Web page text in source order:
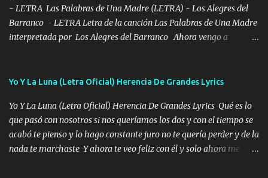
- LETRA Las Palabras de Una Madre (LETRA) - Los Alegres del
Barranco - LETRA Letra de la canción Las Palabras de Una Madre
interpretada por Los Alegres del Barranco Ahora vengo a
viento a su hijo y aunque ahora ya este con Dios el destino así lo
seguiré esperando hasta volvernos a vernos El recuerdo que yo
tengo de mi mente no se va, en mi corazón me llevo lo mismo que
tu papá, a veces me pongo triste porque no puedo mirarte, mas se
que tu me escuchas porque tu eres mi gran ángel, El desespero me
Yo Y La Luna (Letra Oficial) Herencia De Grandes Lyrics
Yo Y La Luna (Letra Oficial) Herencia De Grandes Lyrics Qué es lo
que pasó con nosotros si nos queríamos los dos y con el tiempo se
acabó te pienso y lo hago constante juro no te quería perder y de la
nada te marchaste Y ahora te veo feliz con él y solo ahora me